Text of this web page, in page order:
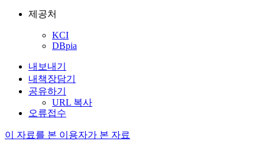
제공처
KCI
DBpia
내보내기
내책장담기
공유하기
URL 복사
오류접수
이 자료를 본 이용자가 본 자료